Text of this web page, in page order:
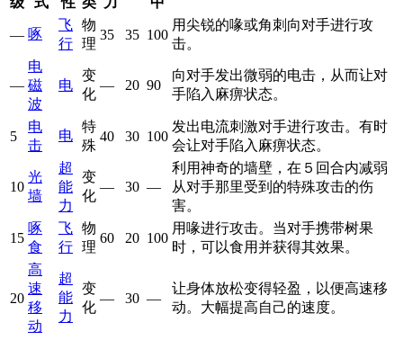
— 啄
飞
行
物
理
35 35 100
用尖锐的喙或角刺向对手进行攻
击。
—
电
磁
波
电
变
化
— 20 90
向对手发出微弱的电击，从而让对
手陷入麻痹状态。
5
电
击
电
特
殊
40 30 100
发出电流刺激对手进行攻击。有时
会让对手陷入麻痹状态。
10
光
墙
超
能
力
变
化
— 30 —
利用神奇的墙壁，在５回合内减弱
从对手那里受到的特殊攻击的伤
害。
15
啄
食
飞
行
物
理
60 20 100
用喙进行攻击。当对手携带树果
时，可以食用并获得其效果。
20
高
速
移
动
超
能
力
变
化
— 30 —
让身体放松变得轻盈，以便高速移
动。大幅提高自己的速度。